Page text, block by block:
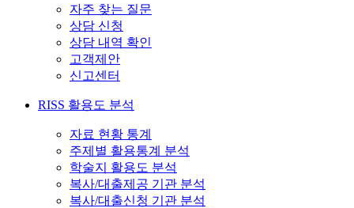
자주 찾는 질문
상담 신청
상담 내역 확인
고객제안
신고센터
RISS 활용도 분석
자료 현황 통계
주제별 활용통계 분석
학술지 활용도 분석
복사/대출제공 기관 분석
복사/대출신청 기관 분석